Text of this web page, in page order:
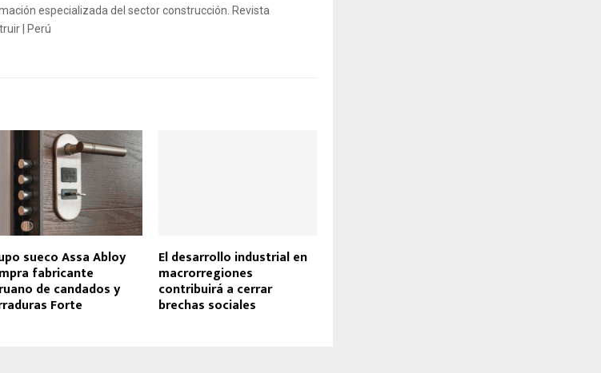
especializada del sector construcción. Revista
| Perú
sueco Assa Abloy
fabricante
de candados y
Forte
El desarrollo industrial en
macrorregiones
contribuirá a cerrar
brechas sociales